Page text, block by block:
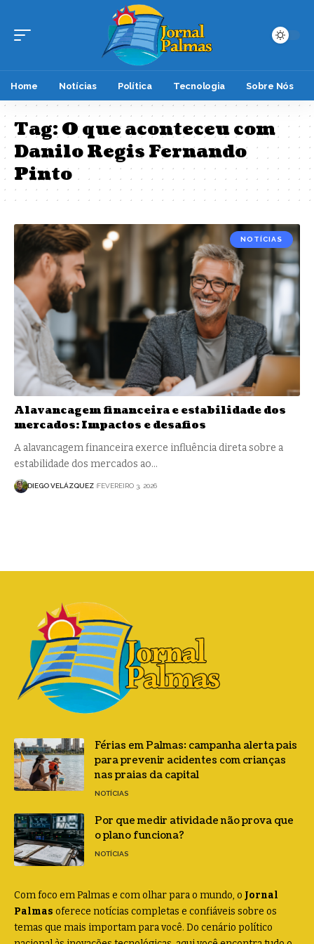
Home Notícias Política Tecnologia Sobre Nós
Tag:O que aconteceu com
Danilo Regis Fernando
Pinto
NOTÍCIAS
Alavancagem financeira e estabilidade dos
mercados: Impactos e desafios
A alavancagem financeira exerce influência direta sobre a
estabilidade dos mercados ao…
DIEGO VELÁZQUEZ FEVEREIRO 3, 2026
Férias em Palmas: campanha alerta pais
para prevenir acidentes com crianças
nas praias da capital
NOTÍCIAS
Por que medir atividade não prova que
o plano funciona?
NOTÍCIAS
Com foco em Palmas e com olhar para o mundo, o Jornal
Palmas oferece notícias completas e confiáveis sobre os
temas que mais importam para você. Do cenário político